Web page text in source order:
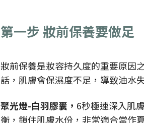
第一步 妝前保養要做足
妝前保養是妝容持久度的重要原因
話，肌膚會保濕度不足，導致油水
聚光燈-白羽膠囊， 6秒極速深入肌
衡，鎖住肌膚水份，非常適合當作